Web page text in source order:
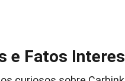
e Fatos